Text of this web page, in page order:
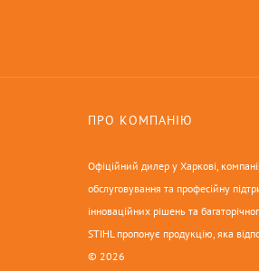
ПРО КОМПАНІЮ
Офіційний дилер у Харкові,
обслуговування та професійну
інноваційних рішень та
STIHL пропонує продукцію, яка
© 2026